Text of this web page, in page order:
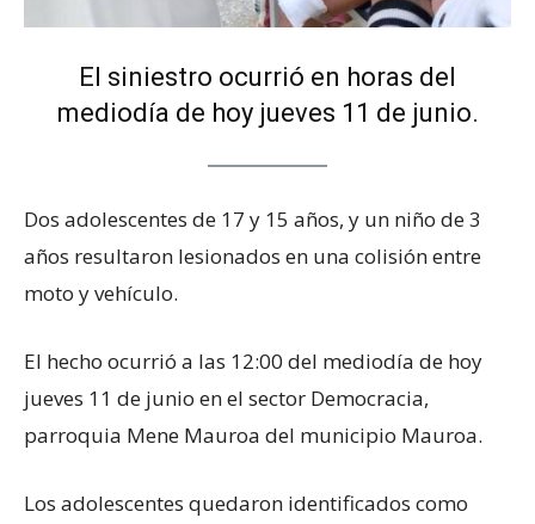
El siniestro ocurrió en horas del
mediodía de hoy jueves 11 de junio.
Dos adolescentes de 17 y 15 años, y un niño de 3
años resultaron lesionados en una colisión entre
moto y vehículo.
El hecho ocurrió a las 12:00 del mediodía de hoy
jueves 11 de junio en el sector Democracia,
parroquia Mene Mauroa del municipio Mauroa.
Los adolescentes quedaron identificados como